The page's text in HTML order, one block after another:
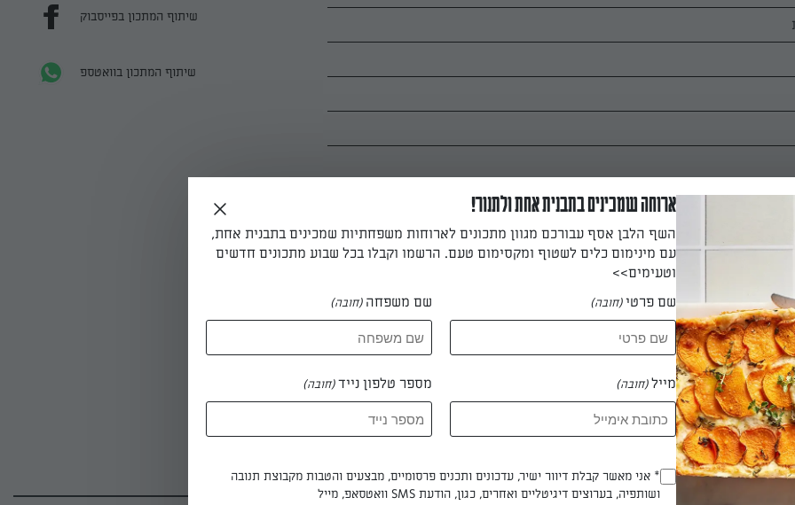
הכינו את התחמיץ וערבבו יחד
שיתוף המתכון בפייסבוק
שיתוף המתכון בוואטספ
ארוחה שמכינים בתבנית אחת ולתנור!
השף הלבן אסף עבורכם מגוון מתכונים לארוחות משפחתיות שמכינים בתבנית אחת,
עם מינימום כלים לשטוף ומקסימום טעם. הרשמו וקבלו בכל שבוע מתכונים חדשים
וטעימים>>
שם פרטי(חובה) שם משפחה (חובה)
מייל(חובה) מספר טלפון נייד(חובה)
(חובה)
* אני מאשר קבלת דיוור ישיר, עדכונים ותכנים פרסומיים, מבצעים והטבות מקבוצת תנובה
ושותפיה, בערוצים דיגיטליים ואחרים, כגון, הודעת SMS וואטסאפ, מייל